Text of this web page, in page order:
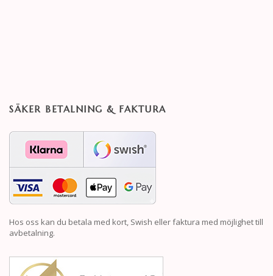
SÄKER BETALNING & FAKTURA
Hos oss kan du betala med kort, Swish eller faktura med möjlighet till
avbetalning.